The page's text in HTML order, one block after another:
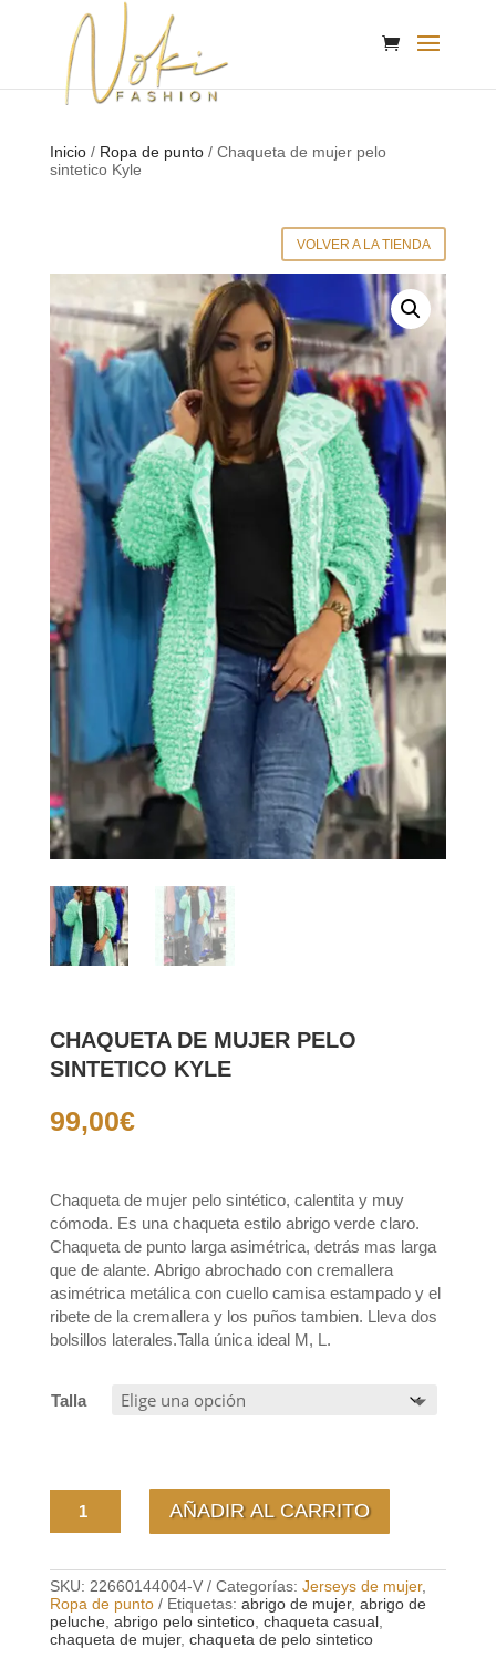
Inicio/ Ropa de punto/ Chaqueta de mujer pelo
sintetico Kyle
VOLVER A LA TIENDA
CHAQUETA DE MUJER PELO
SINTETICO KYLE
99,00€
Chaqueta de mujer pelo sintético, calentita y muy
cómoda. Es una chaqueta estilo abrigo verde claro.
Chaqueta de punto larga asimétrica, detrás mas larga
que de alante. Abrigo abrochado con cremallera
asimétrica metálica con cuello camisa estampado y el
ribete de la cremallera y los puños tambien. Lleva dos
bolsillos laterales.Talla única ideal M, L.
Talla
mujer
sintetico
Kyle
cantidad
AÑADIR AL CARRITO
SKU: 22660144004-V Categorías: Jerseys de mujer,
Ropa de punto
Etiquetas: abrigo de mujer, abrigo de
peluche, abrigo pelo sintetico, chaqueta casual,
chaqueta de mujer, chaqueta de pelo sintetico